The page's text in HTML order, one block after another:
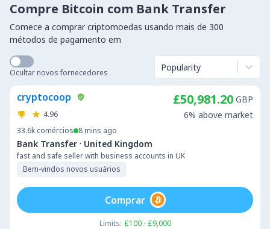
Compre Bitcoin com Bank Transfer
Comece a comprar criptomoedas usando mais de 300
métodos de pagamento em
Ocultar novos fornecedores Popularity
cryptocoop
4.96
33.6k comércios 8 mins ago
Bank Transfer · United Kingdom
fast and safe seller with business accounts in UK
Bem-vindos novos usuários
£50,981.20 GBP
6% above market
Limits: £100 - £9,000
Comprar